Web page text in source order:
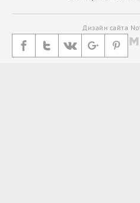
Дизайн сайта